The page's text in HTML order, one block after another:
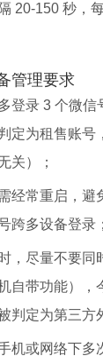
20-150 秒，
管理要求
登录 3 个微信
定为租售账号
关）；
经常重启，避
跨多设备登录；
，尽量不要同
自带功能），
判定为第三方
机或网络下多